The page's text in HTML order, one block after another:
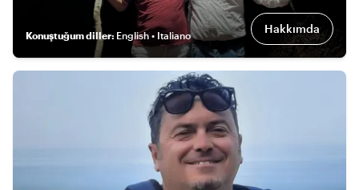
Konuştuğum diller: English • Italiano Hakkımda